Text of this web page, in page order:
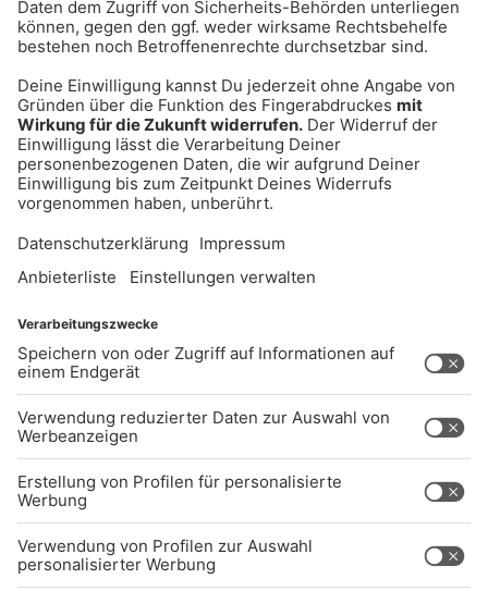
UNTERNEHMEN
Kontakt
Jobs
Sendeempfang
Über uns